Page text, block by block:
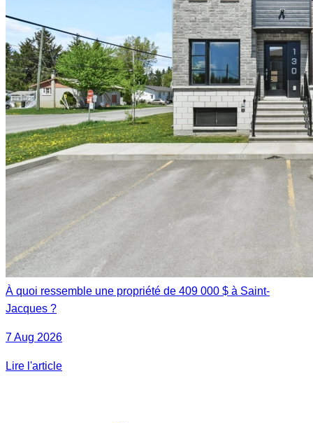
À quoi ressemble une propriété de 409 000 $ à Saint-
Jacques ?
7 Aug 2026
Lire l'article